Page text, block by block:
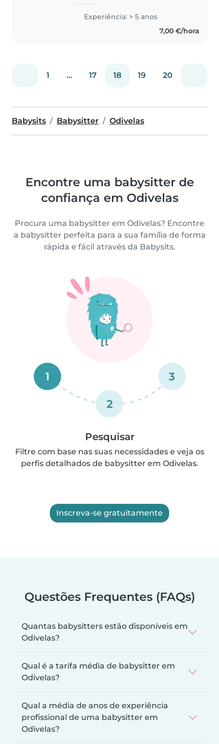
Experiência: > 5 anos
7,00 €/hora
1 ... 17 18 19 20
Babysits Babysitter Odivelas
Encontre uma babysitter de
confiança em Odivelas
Procura uma babysitter em Odivelas? Encontre
a babysitter perfeita para a sua família de forma
rápida e fácil através da Babysits.
1
2
3
Pesquisar
Filtre com base nas suas necessidades e veja os
perfis detalhados de babysitter em Odivelas.
Inscreva-se gratuitamente
Questões Frequentes (FAQs)
Quantas babysitters estão disponíveis em
Odivelas?
Qual é a tarifa média de babysitter em
Odivelas?
Qual a média de anos de experiência
profissional de uma babysitter em
Odivelas?